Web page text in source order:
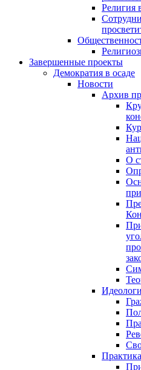
Религия
Завершенные проекты
Демократия в осаде
Новости
Архив
О
Практика